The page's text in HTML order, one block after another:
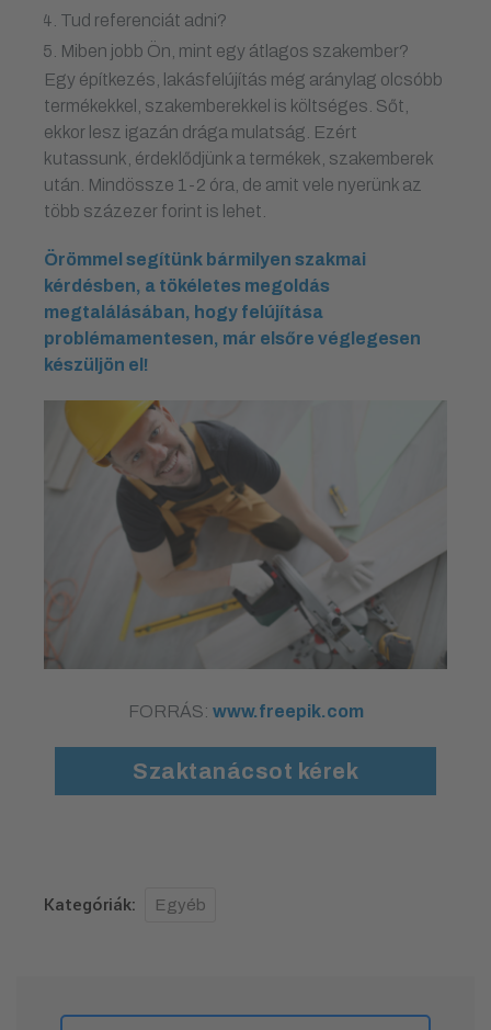
Tud referenciát adni?
Miben jobb Ön, mint egy átlagos szakember?
Egy építkezés, lakásfelújítás még aránylag olcsóbb
termékekkel, szakemberekkel is költséges. Sőt,
ekkor lesz igazán drága mulatság. Ezért
kutassunk, érdeklődjünk a termékek, szakemberek
után. Mindössze 1-2 óra, de amit vele nyerünk az
több százezer forint is lehet.
Örömmel segítünk bármilyen szakmai
kérdésben, a tökéletes megoldás
megtalálásában, hogy felújítása
problémamentesen, már elsőre véglegesen
készüljön el!
FORRÁS: www.freepik.com
Szaktanácsot kérek
Kategóriák: Egyéb